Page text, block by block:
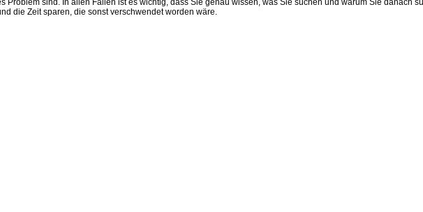
Problem sind. In allen Fällen ist es wichtig, dass Sie genau wissen, was Sie suchen und warum Sie danach
die Zeit sparen, die sonst verschwendet worden wäre.